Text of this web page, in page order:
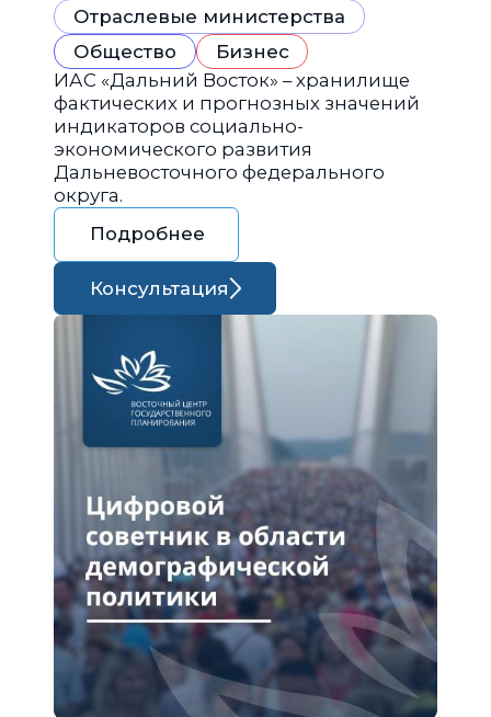
Отраслевые министерства
Общество
Бизнес
ИАС «Дальний Восток» – хранилище
фактических и прогнозных значений
индикаторов социально-
экономического развития
Дальневосточного федерального
округа.
Подробнее
Консультация